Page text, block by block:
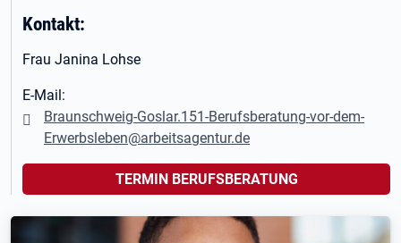
Kontakt:
Frau Janina Lohse
E-Mail:
Braunschweig-Goslar.151-Berufsberatung-vor-dem-
Erwerbsleben@arbeitsagentur.de
TERMIN BERUFSBERATUNG